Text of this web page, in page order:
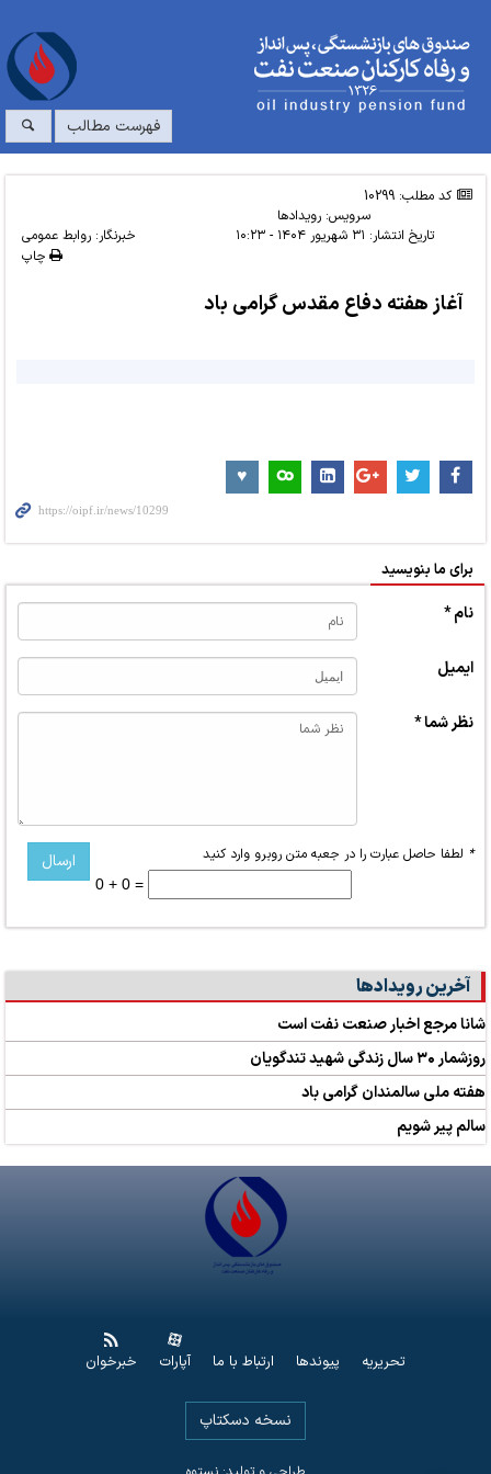
فهرست مطالب
کد مطلب: 10299
سرویس:رویدادها
تاریخ انتشار: ۳۱ شهریور ۱۴۰۴ - ۱۰:۲۳
خبرنگار: روابط عمومی
چاپ
آغاز هفته دفاع مقدس گرامی باد
برای ما بنویسید
نام *
ایمیل
نظر شما *
* لطفا حاصل عبارت را در جعبه متن روبرو وارد کنید
0 + 0 =
آخرین رویدادها
شانا مرجع اخبار صنعت نفت است
روزشمار ۳۰ سال زندگی شهید تندگویان
هفته ملی سالمندان گرامی باد
سالم پیر شویم
تحریریه پیوندها ارتباط با ما آپارات خبرخوان
نسخه دسکتاپ